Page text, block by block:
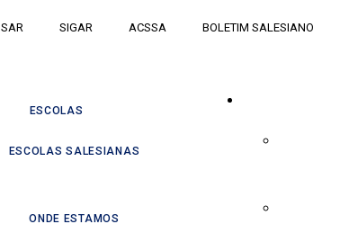
SAR SIGAR ACSSA BOLETIM SALESIANO
ESCOLAS
ESCOLAS SALESIANAS
ONDE ESTAMOS